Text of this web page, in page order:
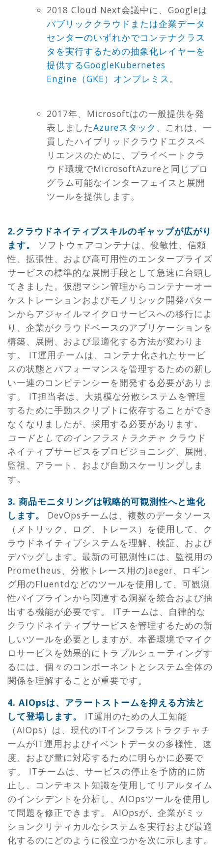
2018 Cloud Next会議中に、Googleは
パブリッククラウドまたは企業データ
センターのいずれかでコンテナクラス
タを実行するための抽象化レイヤーを
提供するGoogleKubernetes
Engine（GKE）オンプレミス 。
2017年、Microsoftはの一般提供を発
表しましたAzureスタック 、これは、一
貫したハイブリッドクラウドエクスペ
リエンスのために、プライベートクラ
ウド環境でMicrosoftAzureと同じプロ
グラム可能なインターフェイスと展開
ツールを提供します。
2.クラウドネイティブスキルのギャップが広がり
ます。 ソフトウェアコンテナは、俊敏性、信頼
性、拡張性、および高可用性のエンタープライズ
サービスの標準的な展開手段として急速に台頭し
てきました。仮想マシン管理からコンテナーオー
ケストレーションおよびモノリシック開発パター
ンからアジャイルマイクロサービスへの移行によ
り、企業がクラウドベースのアプリケーションを
構築、展開、および最適化する方法が変わりま
す。 IT運用チームは、コンテナ化されたサービ
スの状態とパフォーマンスを管理するための新し
い一連のコンピテンシーを開発する必要がありま
す。 IT担当者は、大規模な分散システムを管理
するために手動スクリプトに依存することができ
なくなりましたが、採用する必要があります。
コードとしてのインフラストラクチャ クラウド
ネイティブサービスをプロビジョニング、展開、
監視、アラート、および自動スケーリングしま
す。
3. 商品モニタリングは戦略的可観測性へと進化
します。 DevOpsチームは、複数のデータソース
（メトリック、ログ、トレース）を使用して、ク
ラウドネイティブシステムを理解、検証、および
デバッグします。最新の可観測性には、監視用の
Prometheus、分散トレース用のJaeger、ロギン
グ用のFluentdなどのツールを使用して、可観測
性パイプラインから関連する洞察を統合および抽
出する機能が必要です。 ITチームは、自律的な
クラウドネイティブサービスを管理するための新
しいツールを必要としますが、本番環境でマイク
ロサービスを効果的にトラブルシューティングす
るには、個々のコンポーネントとシステム全体の
関係を理解することが重要です。
4. AIOpsは、アラートストームを抑える方法と
して登場します。 IT運用のための人工知能
（AIOps）は、現代のITインフラストラクチャチ
ームがIT運用およびイベントデータの多様性、速
度、および量に対応するために明らかに必要で
す。 ITチームは、サービスの停止を予防的に防
止し、コンテキスト知識を使用してリアルタイム
のインシデントを分析し、AIOpsツールを使用し
て問題を修正できます。 AIOpsが、企業がミッ
ションクリティカルなシステムを実行および最適
化するのにどのように役立つかを次に示します。